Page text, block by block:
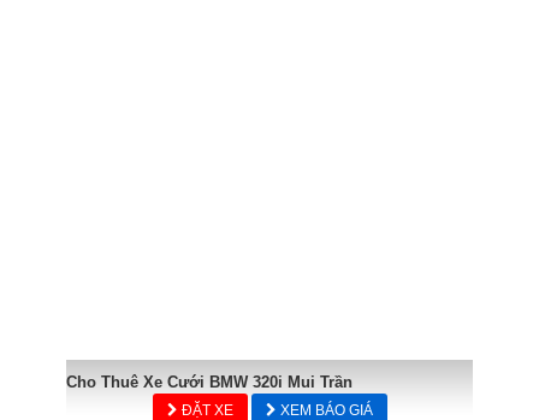
Cho Thuê Xe Cưới BMW 320i Mui Trần
ĐẶT XE XEM BÁO GIÁ